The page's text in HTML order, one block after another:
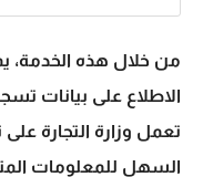
من خلال هذه الخدمة،
الاطلاع على بيانات
تعمل وزارة التجارة
السهل للمعلومات